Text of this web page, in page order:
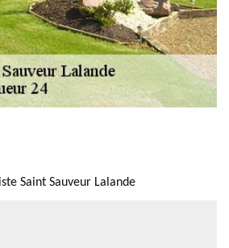
Saint Sauveur Lalande